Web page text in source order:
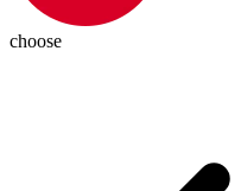
choose